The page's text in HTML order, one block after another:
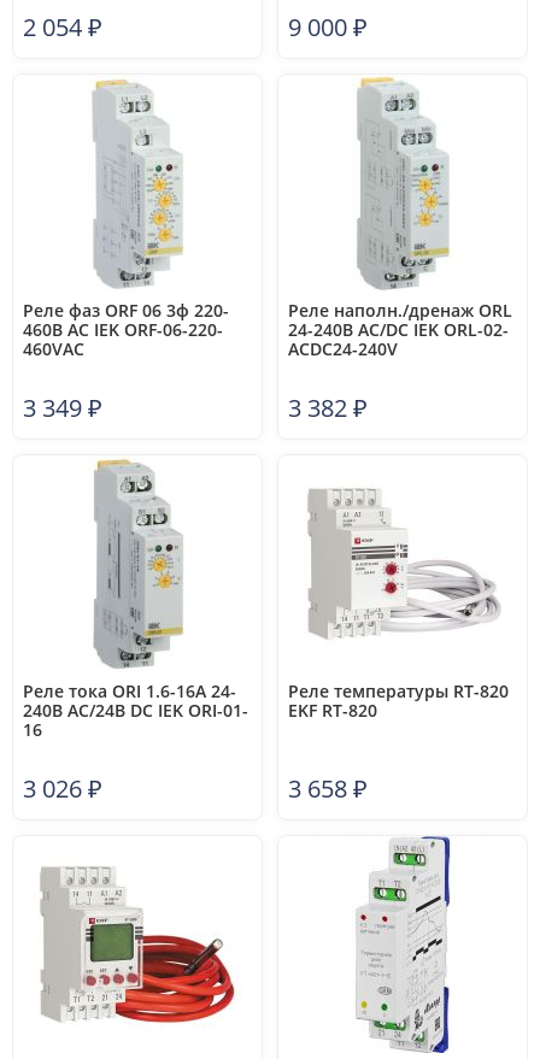
отключения 3-5с;
2 054₽ 9 000₽
Реле фаз ORF 06 3ф 220-
460В AC IEK ORF-06-220-
460VAC
3 349₽
Реле наполн./дренаж ORL
24-240В AC/DC IEK ORL-02-
ACDC24-240V
3 382₽
Реле тока ORI 1.6-16А 24-
240В AC/24В DC IEK ORI-01-
16
3 026₽
Реле температуры RT-820
EKF RT-820
3 658₽